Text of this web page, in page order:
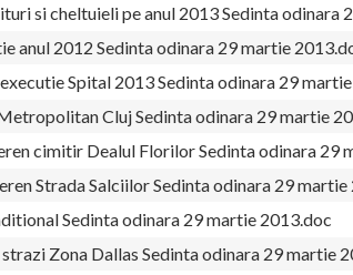
si cheltuieli pe anul 2013 Sedinta odinara
anul 2012 Sedinta odinara 29 martie
Spital 2013 Sedinta odinara 29
Cluj Sedinta odinara 29 martie
cimitir Dealul Florilor Sedinta odinara 29
Strada Salciilor Sedinta odinara 29 martie
Sedinta odinara 29 martie 2013.doc
Zona Dallas Sedinta odinara 29 martie